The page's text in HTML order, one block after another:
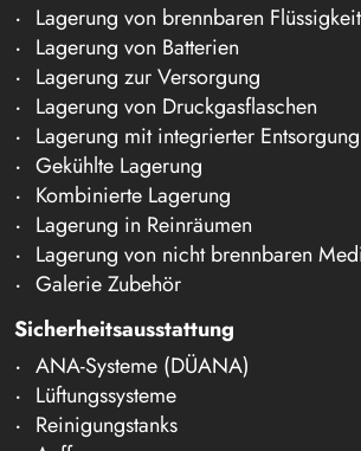
Lagerung von brennbaren
Lagerung von Batterien
Lagerung zur Versorgung
Lagerung von Druckgasflaschen
Lagerung mit integrierter Entsorgung
Gekühlte Lagerung
Kombinierte Lagerung
Lagerung in Reinräumen
Lagerung von nicht brennbaren
Galerie Zubehör
Sicherheitsausstattung
ANA-Systeme (DÜANA)
Lüftungssysteme
Reinigungstanks